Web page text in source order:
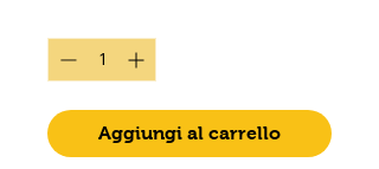
Aggiungi al carrello